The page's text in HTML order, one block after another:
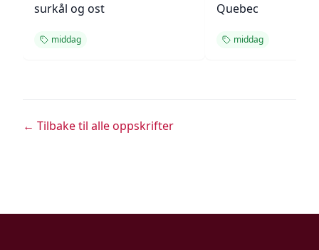
surkål og ost
middag
Quebec
middag
← Tilbake til alle oppskrifter